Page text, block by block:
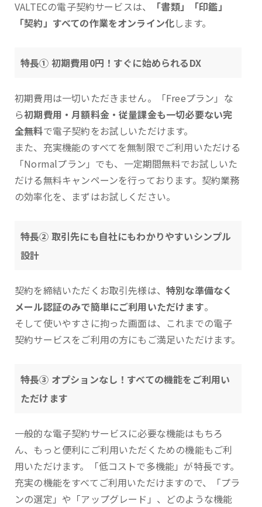
VALTECの電子契約サービスは、
「書類」「印鑑」
「契約」すべての作業をオンライン化します。
特長① 初期費用0円！すぐに始められるDX
初期費用は一切いただきません。「Freeプラン」な
ら初期費用・月額料金・従量課金も一切必要ない完
全無料で電子契約をお試しいただけます。
また、充実機能のすべてを無制限でご利用いただける
「Normalプラン」でも、一定期間無料でお試しいた
だける無料キャンペーンを行っております。契約業務
の効率化を、まずはお試しください。
特長② 取引先にも自社にもわかりやすいシンプル
設計
契約を締結いただくお取引先様は、 特別な準備なく
メール認証のみで簡単にご利用いただけます。
そして使いやすさに拘った画面は、これまでの電子
契約サービスをご利用の方にもご満足いただけます。
特長③ オプションなし！すべての機能をご利用い
ただけます
一般的な電子契約サービスに必要な機能はもちろ
ん、もっと便利にご利用いただくための機能もご利
用いただけます。「低コストで多機能」が特長です。
充実の機能をすべてご利用いただけますので、「プラ
ンの選定」や「アップグレード」、どのような機能